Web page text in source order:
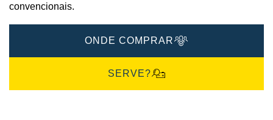
convencionais.
ONDE COMPRAR
SERVE?